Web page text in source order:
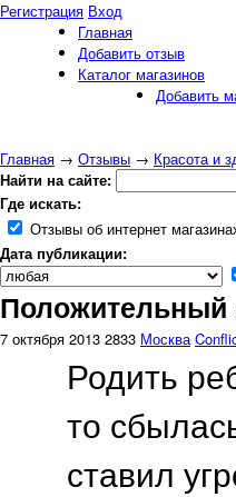
Регистрация Вход
Главная
Добавить отзыв
Каталог магазинов
Добавить
Главная → Отзывы → Красота и
Найти на сайте:
Где искать:
Отзывы об интернет
Дата публикации:
Положительный
7 октября 2013 2833 Москва
Родить
то
ставил